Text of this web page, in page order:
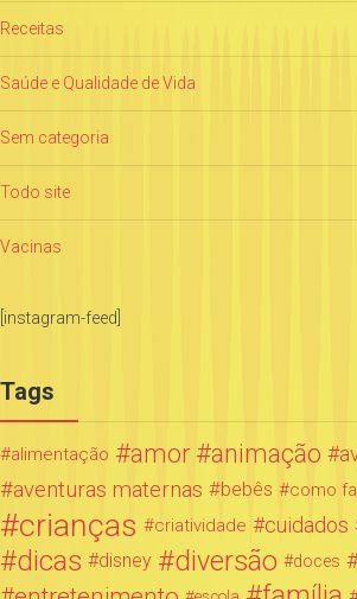
Receitas
Saúde e Qualidade de Vida
Sem categoria
Todo site
Vacinas
[instagram-feed]
Tags
alimentação amor animação
aventuras maternas bebês como
crianças criatividade cuidados
dicas disney diversão doces